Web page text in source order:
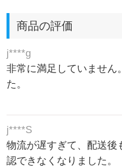
商品の評価
j****g
非常に満足していません
た。
j****S
物流が遅すぎて、配送後
認できなくなりました。